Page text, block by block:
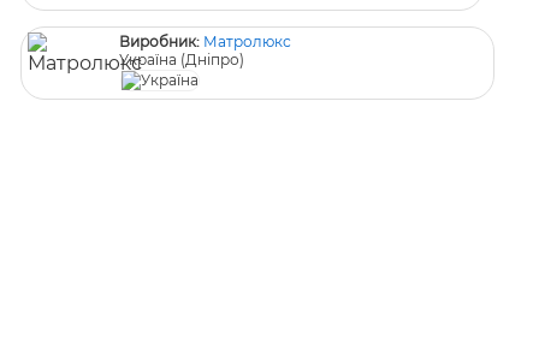
Виробник: Матролюкс
Україна (Дніпро)